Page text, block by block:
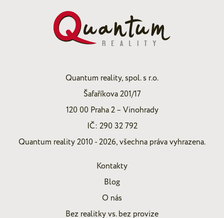
Quantum reality, spol. s r.o.
Šafaříkova 201/17
120 00 Praha 2 – Vinohrady
IČ: 290 32 792
Quantum reality 2010 - 2026, všechna práva vyhrazena.
Kontakty
Blog
O nás
Bez realitky vs. bez provize